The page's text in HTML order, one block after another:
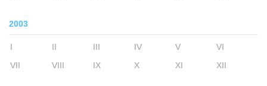
2003
I II III IV V
VI
VII
VIII IX X XI XII